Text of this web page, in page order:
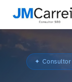
✦ Consultor